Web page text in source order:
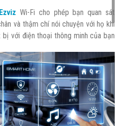
Wi-Fi cho phép bạn quan sát
và thậm chí nói chuyện với họ khi
bị với điện thoại thông minh của bạn